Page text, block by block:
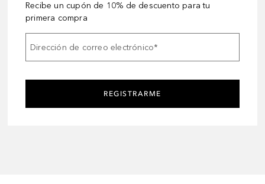
Recibe un cupón de 10% de descuento para tu
primera compra
Dirección de correo electrónico*
REGISTRARME